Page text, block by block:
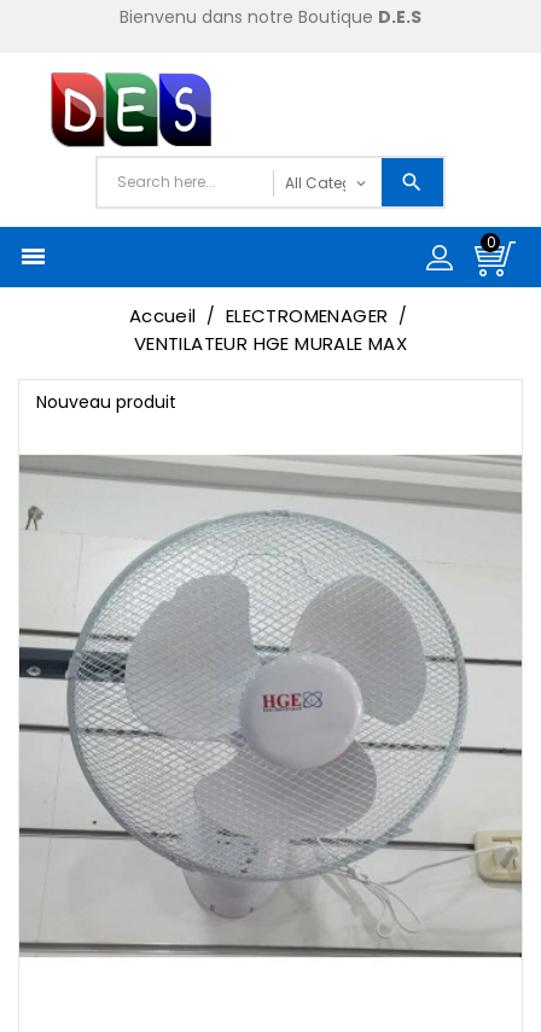
Bienvenu dans notre Boutique D.E.S

0
Accueil
ELECTROMENAGER
VENTILATEUR HGE MURALE MAX
Nouveau produit